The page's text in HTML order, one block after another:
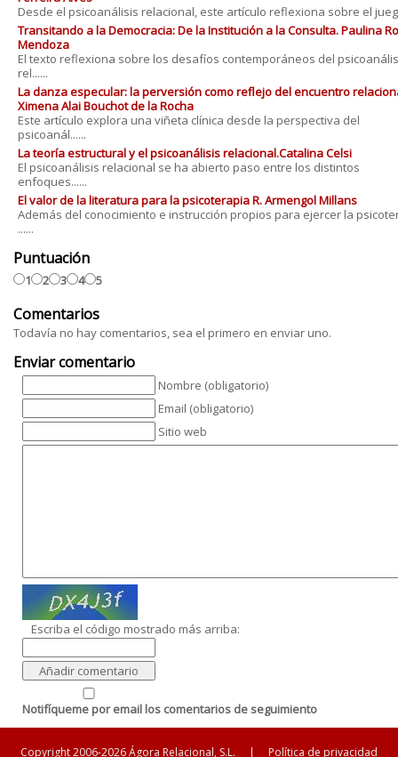
Desde el psicoanálisis relacional, este artículo reflexiona sobre el
Transitando a la Democracia: De la Institución a la Consulta. Paulina
Mendoza
El texto reflexiona sobre los desafíos contemporáneos del
rel......
La danza especular: la perversión como reflejo del encuentro
Ximena Alai Bouchot de la Rocha
Este artículo explora una viñeta clínica desde la perspectiva del
psicoanál......
La teoría estructural y el psicoanálisis relacional.Catalina Celsi
El psicoanálisis relacional se ha abierto paso entre los distintos
enfoques......
El valor de la literatura para la psicoterapia R. Armengol Millans
Además del conocimiento e instrucción propios para ejercer la
......
Puntuación
1 2 3 4 5
Comentarios
Todavía no hay comentarios, sea el primero en enviar uno.
Enviar comentario
Nombre (obligatorio)
Email (obligatorio)
Sitio web
Escriba el código mostrado más arriba:
Notifíqueme por email los comentarios de seguimiento
Copyright 2006-2026 Ágora Relacional, S.L. | Política de privacidad